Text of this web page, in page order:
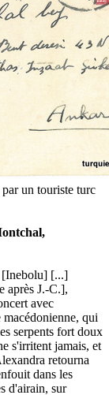
un touriste turc
[...]
après J.-C.],
avec
qui
serpents fort doux
s'irritent jamais, et
retourna
dans les
d'airain, sur